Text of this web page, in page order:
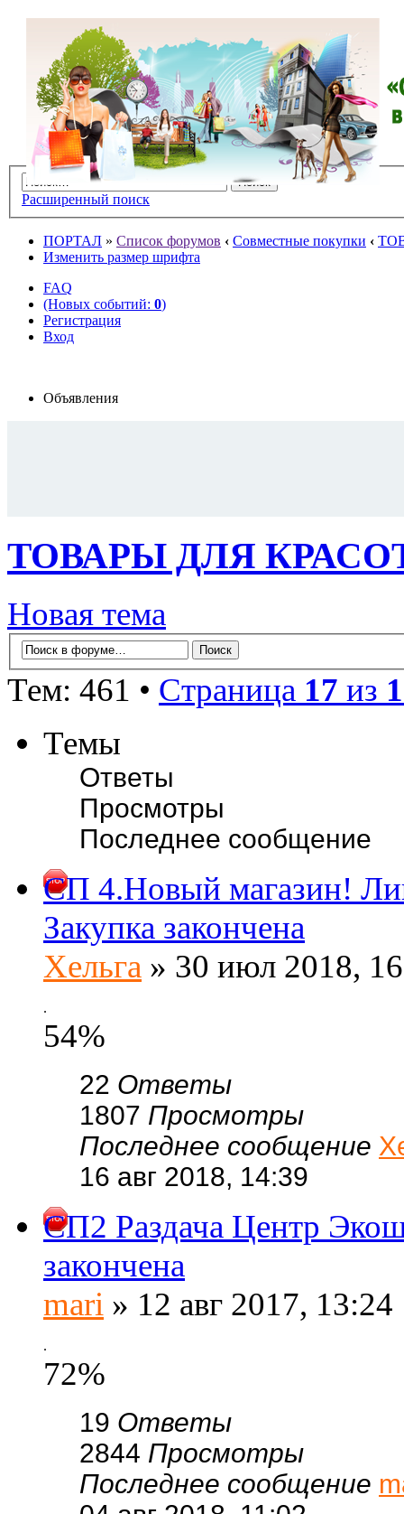
Расширенный поиск
ПОРТАЛ » Список форумов ‹ Совместные покупки ‹
Изменить размер шрифта
FAQ
(Новых событий: 0)
Регистрация
Вход
Объявления
ТОВАРЫ ДЛЯ
Новая тема
Тем: 461 • Страница 17 из
Темы
Ответы
Просмотры
Последнее сообщение
СП 4.Новый магазин!
Закупка закончена
Хельга » 30 июл 2018,
.
54%
22 Ответы
1807 Просмотры
Последнее сообщение
16 авг 2018, 14:39
СП2 Раздача Центр
закончена
mari » 12 авг 2017, 13:24
.
72%
19 Ответы
2844 Просмотры
Последнее сообщение